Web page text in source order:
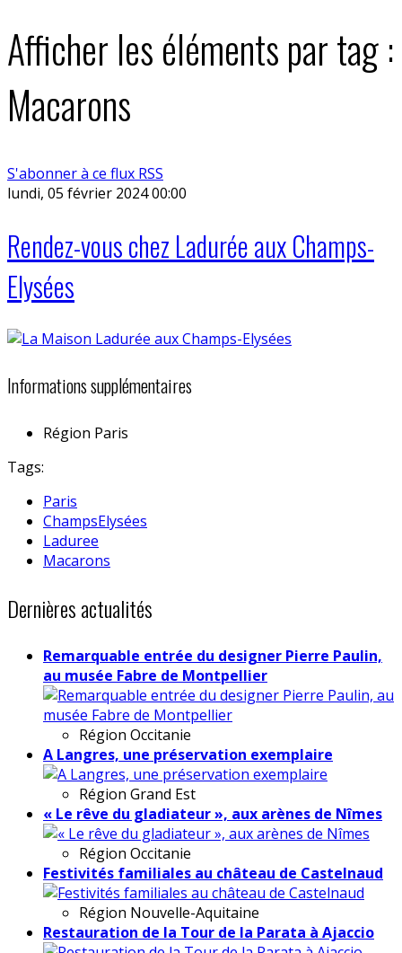
Afficher les éléments par tag :
Macarons
S'abonner à ce flux RSS
lundi, 05 février 2024 00:00
Rendez-vous chez Ladurée aux Champs-
Elysées
Informations supplémentaires
Région Paris
Tags:
Paris
ChampsElysées
Laduree
Macarons
Dernières actualités
Remarquable entrée du designer Pierre Paulin,
au musée Fabre de Montpellier
Région Occitanie
A Langres, une préservation exemplaire
Région Grand Est
« Le rêve du gladiateur », aux arènes de Nîmes
Région Occitanie
Festivités familiales au château de Castelnaud
Région Nouvelle-Aquitaine
Restauration de la Tour de la Parata à Ajaccio